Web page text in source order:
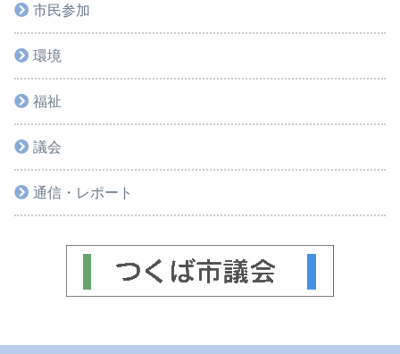
市民参加
環境
福祉
議会
通信・レポート